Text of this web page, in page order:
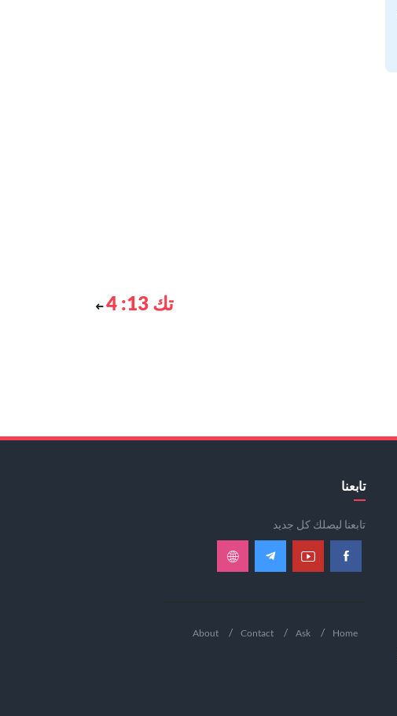
تك 13: 4
تابعنا
تابعنا ليصلك كل جديد
Home
Ask
Contact
About